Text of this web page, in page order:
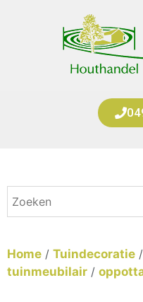
Home / Tuindecoratie /
tuinmeubilair /